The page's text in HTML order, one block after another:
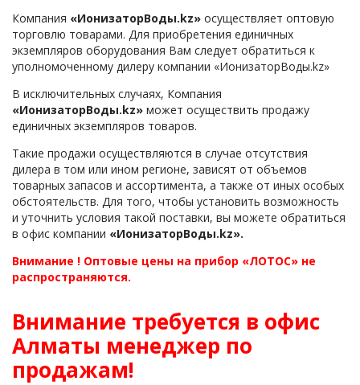
Компания «ИонизаторВоды.kz» осуществляет оптовую
торговлю товарами. Для приобретения единичных
экземпляров оборудования Вам следует обратиться к
уполномоченному дилеру компании «ИонизаторВоды.kz»
В исключительных случаях, Компания
«ИонизаторВоды.kz» может осуществить продажу
единичных экземпляров товаров.
Такие продажи осуществляются в случае отсутствия
дилера в том или ином регионе, зависят от объемов
товарных запасов и ассортимента, а также от иных особых
обстоятельств. Для того, чтобы установить возможность
и уточнить условия такой поставки, вы можете обратиться
в офис компании «ИонизаторВоды.kz».
Внимание ! Оптовые цены на прибор «ЛОТОС» не
распространяются.
Внимание требуется в офис
Алматы менеджер по
продажам!